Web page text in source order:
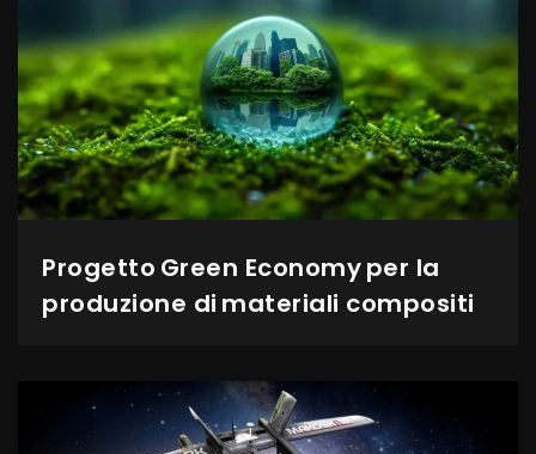
Progetto Green Economy per la
produzione di materiali compositi